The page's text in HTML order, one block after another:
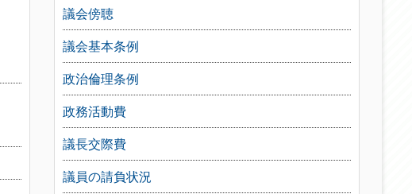
議会傍聴
議会基本条例
政治倫理条例
政務活動費
議長交際費
議員の請負状況